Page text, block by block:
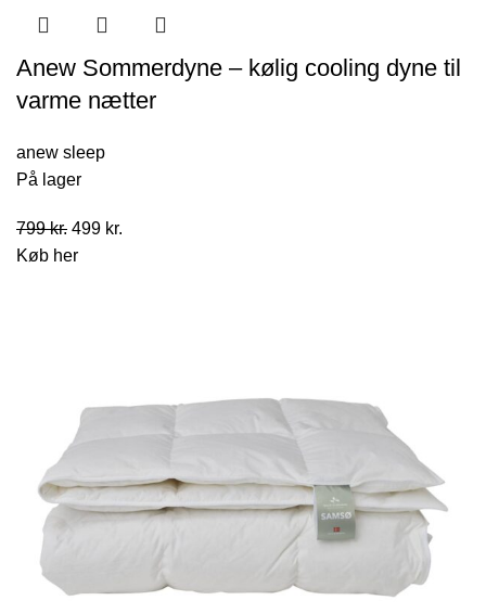
Anew Sommerdyne – kølig cooling dyne til
varme nætter
anew sleep
På lager
799kr. Den
oprindelige
499 kr.
Køb her